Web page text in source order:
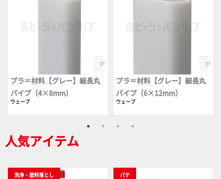
プラ＝材料【グレー】細長丸
パイプ（4×8mm）
ウェーブ
プラ＝材料【グレー】細長丸
パイプ（6×12mm）
ウェーブ
人気アイテム
洗浄・塗料落とし パテ